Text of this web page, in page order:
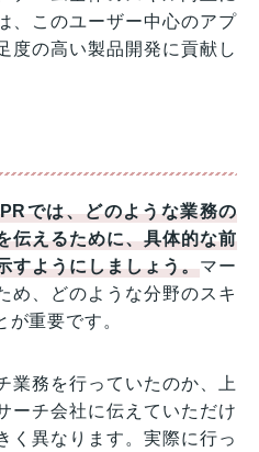
、このユーザー中心のアプ
度の高い製品開発に貢献し
では、どのような業務の
伝えるために、具体的な前
すようにしましょう。マー
め、どのような分野のスキ
重要です。
業務を行っていたのか、上
ーチ会社に伝えていただけ
く異なります。実際に行っ